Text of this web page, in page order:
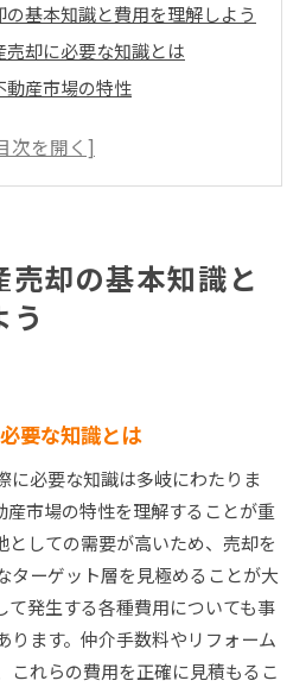
基本知識と費用を理解しよう
却に必要な知識とは
動産市場の特性
る不動産売却の流れ
産売却を実現するためのステ
略
るための技術
流れ
市場を活用した賢い売却方法
を見極める
化戦略
での売却
却の基本知識と
う
要な知識とは
に必要な知識は多岐にわたりま
産市場の特性を理解することが重
としての需要が高いため、売却を
ターゲット層を見極めることが大
て発生する各種費用についても事
ります。仲介手数料やリフォーム
これらの費用を正確に見積もるこ